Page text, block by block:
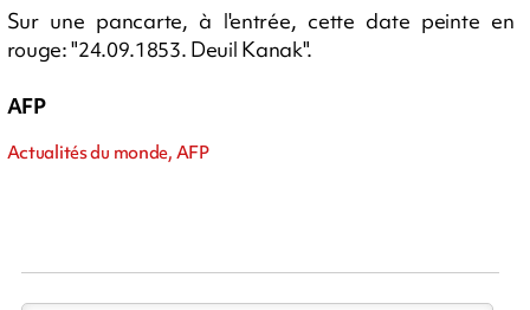
Sur une pancarte, à l'entrée, cette date peinte en
rouge: "24.09.1853. Deuil Kanak".
AFP
Actualités du monde, AFP